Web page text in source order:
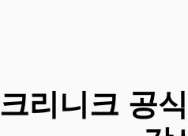
크리니크 공